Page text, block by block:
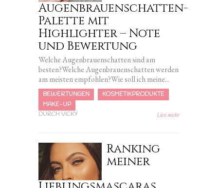
Augenbrauenschatten-
Palette mit
Highlighter – Note
und Bewertung
Welche Augenbrauenschatten sind am
besten?Welche Augenbrauenschatten werden
am meisten empfohlen?Wie soll ich meine...
BEWERTUNGEN
KOSMETIKPRODUKTE
MAKE-UP
DURCH VICKY
Lies mehr
Ranking
meiner